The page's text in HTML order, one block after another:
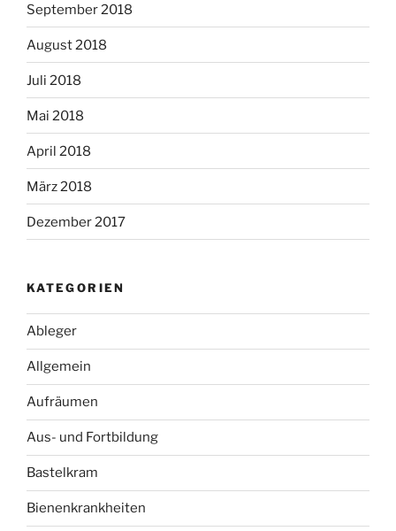
September 2018
August 2018
Juli 2018
Mai 2018
April 2018
März 2018
Dezember 2017
KATEGORIEN
Ableger
Allgemein
Aufräumen
Aus- und Fortbildung
Bastelkram
Bienenkrankheiten